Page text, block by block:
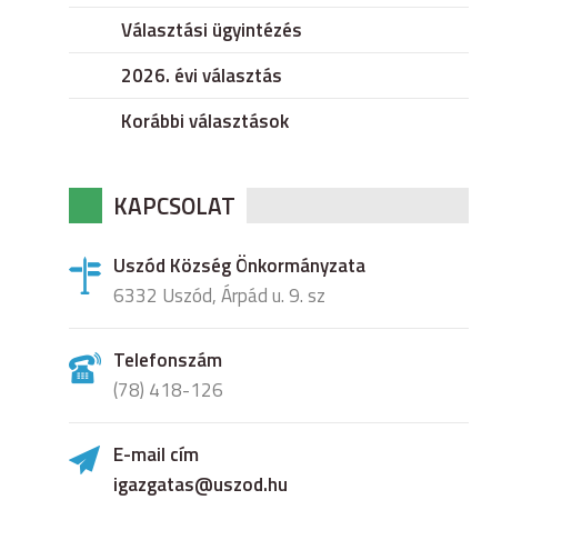
Választási ügyintézés
2026. évi választás
Korábbi választások
KAPCSOLAT
Uszód Község Önkormányzata
6332 Uszód, Árpád u. 9. sz
Telefonszám
(78) 418-126
E-mail cím
igazgatas@uszod.hu